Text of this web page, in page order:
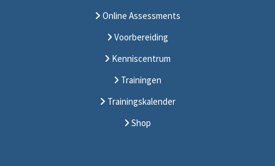
Online Assessments
Voorbereiding
Kenniscentrum
Trainingen
Trainingskalender
Shop